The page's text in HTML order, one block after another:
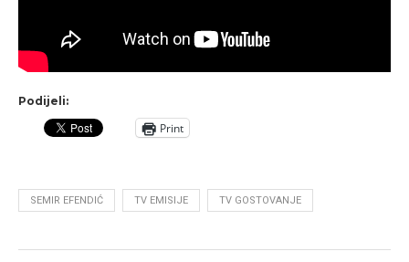
Podijeli:
Print
SEMIR EFENDIĆ TV EMISIJE TV GOSTOVANJE